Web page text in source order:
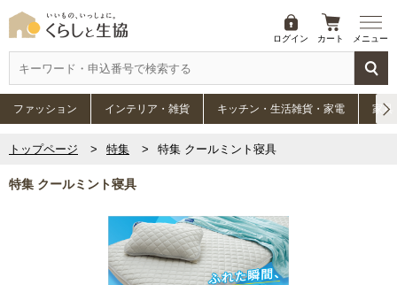
ログイン カート メニュー
ファッション インテリア・雑貨 キッチン・生活雑貨・家電 家具
トップページ 特集 特集 クールミント寝具
特集 クールミント寝具